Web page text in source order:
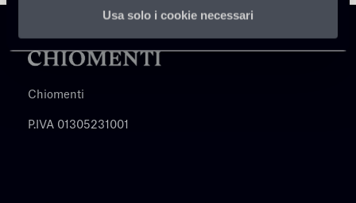
Usa solo i cookie necessari
Chiomenti
P.IVA 01305231001